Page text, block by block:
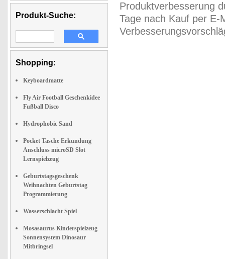
Produkt-Suche:
Shopping:
Keyboardmatte
Fly Air Football Geschenkidee
Fußball Disco
Hydrophobic Sand
Pocket Tasche Erkundung
Anschluss microSD Slot
Lernspielzeug
Geburtstagsgeschenk
Weihnachten Geburtstag
Programmierung
Wasserschlacht Spiel
Mosasaurus Kinderspielzeug
Sonnensystem Dinosaur
Mitbringsel
Produktverbesserung
Tage nach Kauf per E-